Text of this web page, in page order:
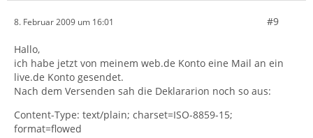
8. Februar 2009 um 16:01 #9
Hallo,
ich habe jetzt von meinem web.de Konto eine Mail an ein
live.de Konto gesendet.
Nach dem Versenden sah die Deklararion noch so aus:
Content-Type: text/plain; charset=ISO-8859-15;
format=flowed